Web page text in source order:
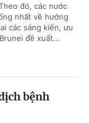
đó, các nước
nhất về hướng
các sáng kiến, ưu
đề xuất...
bệnh